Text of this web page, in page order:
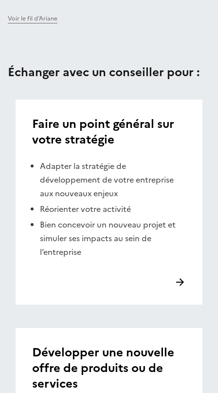
Voir le fil d’Ariane
Échanger avec un conseiller pour :
Faire un point général sur
votre stratégie
Adapter la stratégie de
développement de votre entreprise
aux nouveaux enjeux
Réorienter votre activité
Bien concevoir un nouveau projet et
simuler ses impacts au sein de
l’entreprise
Développer une nouvelle
offre de produits ou de
services